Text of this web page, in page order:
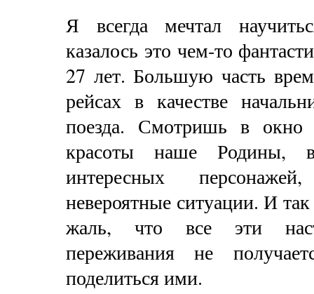
Я всегда мечтал
казалось это чем-то
27 лет. Большую часть
рейсах в качестве
поезда. Смотришь в
красоты наше Родины,
интересных
невероятные ситуации. И так
жаль, что все эти
переживания не
поделиться ими.